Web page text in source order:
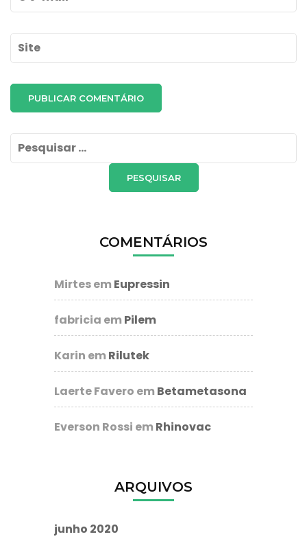
Site
Pesquisar
por:
COMENTÁRIOS
Mirtesem Eupressin
fabricia em Pilem
Karin em Rilutek
Laerte Favero em Betametasona
Everson Rossi em Rhinovac
ARQUIVOS
junho 2020